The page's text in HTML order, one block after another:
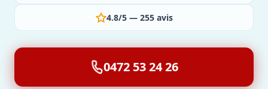
4.8/5 — 255 avis
0472 53 24 26